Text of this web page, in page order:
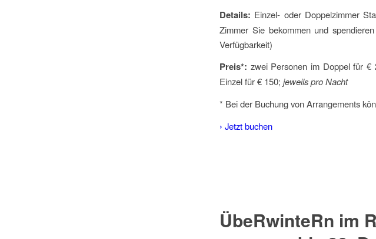
Details: Einzel- oder Doppelzimmer
Zimmer Sie bekommen und
Verfügbarkeit)
Preis*: zwei Personen im Doppel für
Einzel für € 150; jeweils pro Nacht
* Bei der Buchung von Arrangements
› Jetzt buchen
ÜbeRwinteRn im